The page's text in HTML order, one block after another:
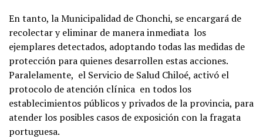
En tanto, la Municipalidad de Chonchi, se encargará de
recolectar y eliminar de manera inmediata los
ejemplares detectados, adoptando todas las medidas de
protección para quienes desarrollen estas acciones.
Paralelamente, el Servicio de Salud Chiloé, activó el
protocolo de atención clínica en todos los
establecimientos públicos y privados de la provincia, para
atender los posibles casos de exposición con la fragata
portuguesa.